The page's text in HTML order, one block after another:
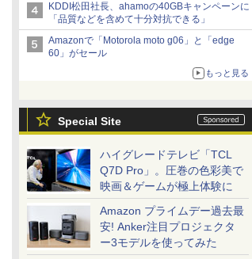
KDDI松田社長、ahamoの40GBキャンペーンに
「品質などを含めて十分対抗できる」
Amazonで「Motorola moto g06」と「edge
60」がセール
もっと見る
Special Site
ハイグレードテレビ「TCL
Q7D Pro」。圧巻の色彩美で
映画＆ゲームが極上体験に
Amazon プライムデー過去最
安! Anker注目プロジェクタ
ー3モデルを使ってみた